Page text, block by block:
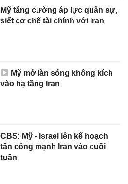
Mỹ tăng cường áp lực quân sự,
siết cơ chế tài chính với Iran
Mỹ mở làn sóng không kích
vào hạ tầng Iran
CBS: Mỹ - Israel lên kế hoạch
tấn công mạnh Iran vào cuối
tuần